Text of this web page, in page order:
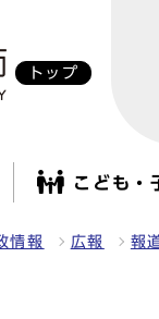
トップ
こども・
情報 広報 報